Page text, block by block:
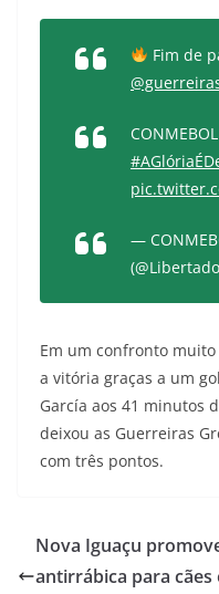
Fim de
CONMEBOL
—
Em um confronto
a vitória graças a um
García aos 41 minutos
deixou as Guerreiras
com três pontos.
Nova Iguaçu
antirrábica para cães